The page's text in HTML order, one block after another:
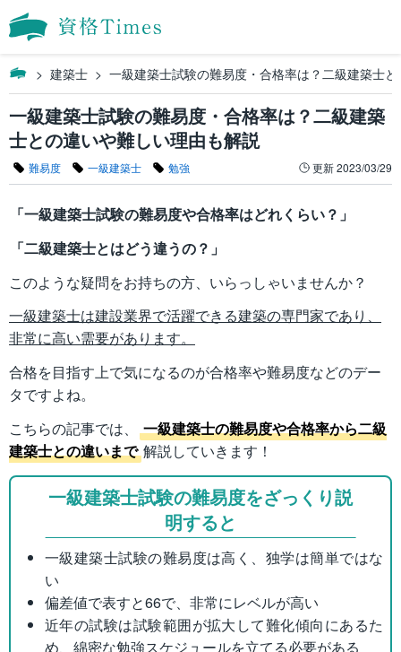
建築士 一級建築士試験の難易度・合格率は？二級建築士
一級建築士試験の難易度・合格率は？二級建築
士との違いや難しい理由も解説
難易度 一級建築士 勉強 更新2023/03/29
「一級建築士試験の難易度や合格率はどれくらい？」
「二級建築士とはどう違うの？」
このような疑問をお持ちの方、いらっしゃいませんか？
一級建築士は建設業界で活躍できる建築の専門家であり、
非常に高い需要があります。
合格を目指す上で気になるのが合格率や難易度などのデー
タですよね。
こちらの記事では、
一級建築士の難易度や合格率から二級
建築士との違いまで 解説していきます！
一級建築士試験の難易度をざっくり説
明すると
一級建築士試験の難易度は高く、独学は簡単ではな
い
偏差値で表すと66で、非常にレベルが高い
近年の試験は試験範囲が拡大して難化傾向にあるた
め、綿密な勉強スケジュールを立てる必要がある